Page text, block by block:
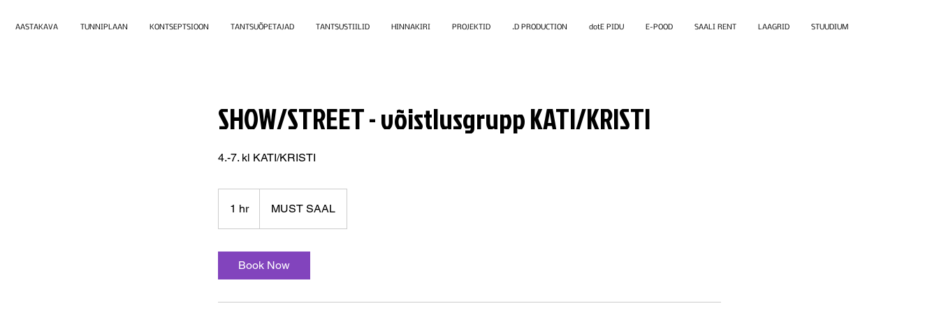
AASTAKAVA TUNNIPLAAN KONTSEPTSIOON TANTSUÕPETAJAD TANTSUSTIILID HINNAKIRI PROJEKTID .D PRODUCTION dotE PIDU E-POOD SAALI RENT LAAGRID STUUDIUM
SHOW/STREET - võistlusgrupp KATI/KRISTI
4.-7. kl KATI/KRISTI
1 hr1
h
MUST SAAL
Book Now